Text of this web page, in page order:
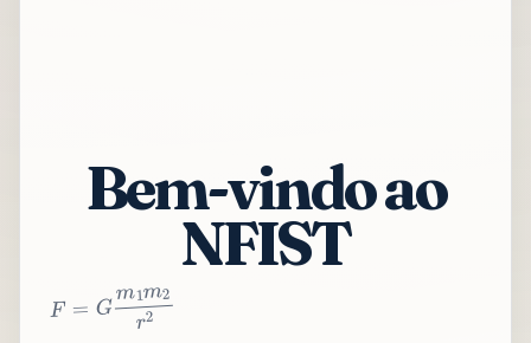
m 1m2r2
Bem-vindo ao
NFIST